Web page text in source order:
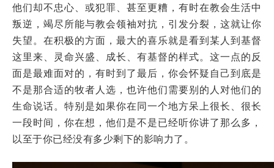
他们却不忠心、或犯罪、甚至更糟，有时在教会生活中
叛逆，竭尽所能与教会领袖对抗，引发分裂，这就让你
失望。在积极的方面，最大的喜乐就是看到某人到基督
这里来、灵命兴盛、成长、有基督的样式。这一点的反
面是最难面对的，有时到了最后，你会怀疑自己到底是
不是那合适的牧者人选，也许他们需要别的人对他们的
生命说话。特别是如果你在同一个地方呆上很长、很长
一段时间，你在想，他们是不是已经听你讲了那么多，
以至于你已经没有多少剩下的影响力了。